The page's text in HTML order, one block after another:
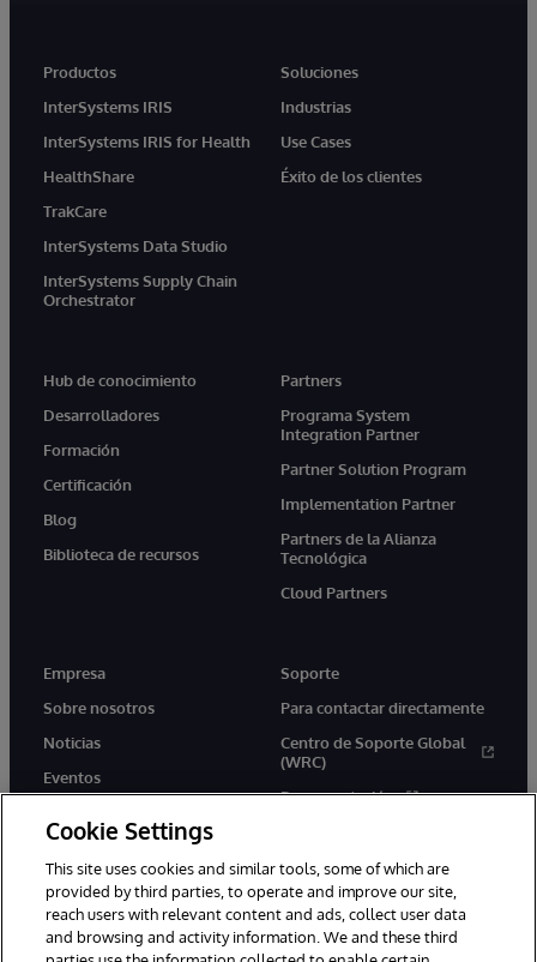
Productos
InterSystems IRIS
InterSystems IRIS for Health
HealthShare
TrakCare
InterSystems Data Studio
InterSystems Supply Chain
Orchestrator
Soluciones
Industrias
Use Cases
Éxito de los clientes
Hub de conocimiento
Desarrolladores
Formación
Certificación
Blog
Biblioteca de recursos
Partners
Programa System
Integration Partner
Partner Solution Program
Implementation Partner
Partners de la Alianza
Tecnológica
Cloud Partners
Empresa
Sobre nosotros
Noticias
Eventos
Soporte
Para contactar directamente
Centro de Soporte Global
(WRC)
Documentación
Cookie Settings
This site uses cookies and similar tools, some of which are
provided by third parties, to operate and improve our site,
reach users with relevant content and ads, collect user data
and browsing and activity information. We and these third